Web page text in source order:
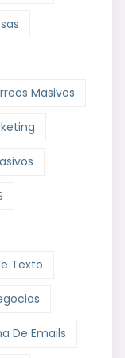
Masivos
Texto
De Emails